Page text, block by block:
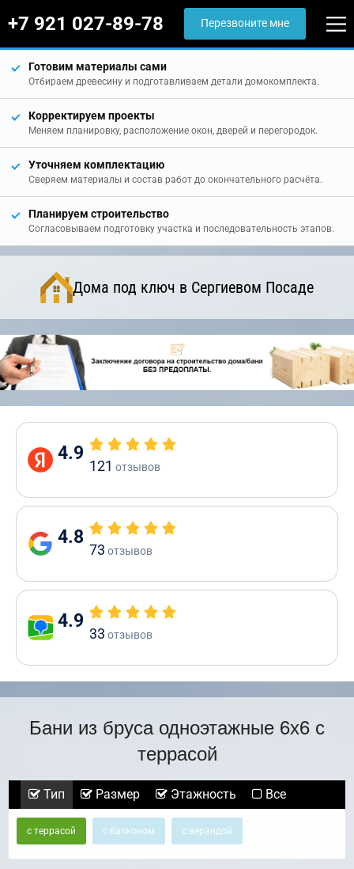
+7 921 027-89-78 Перезвоните мне
Готовим материалы сами
Отбираем древесину и подготавливаем детали домокомплекта.
Корректируем проекты
Меняем планировку, расположение окон, дверей и перегородок.
Уточняем комплектацию
Сверяем материалы и состав работ до окончательного расчёта.
Планируем строительство
Согласовываем подготовку участка и последовательность этапов.
Дома под ключ в Сергиевом Посаде
4.9
121 отзывов
4.8
73 отзывов
4.9
33 отзывов
Бани из бруса одноэтажные 6х6 с
террасой
Тип Размер Этажность Все
с террасой с балконом с верандой